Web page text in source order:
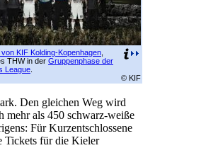
KIF Kolding-Kopenhagen
THW in der Gruppenphase der
League
© KIF
Den gleichen Weg wird
mehr als 450 schwarz-weiße
Für Kurzentschlossene
Tickets für die Kieler